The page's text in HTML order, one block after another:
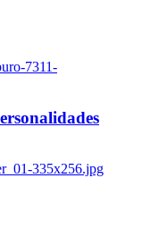
7311-
335x256.jpg